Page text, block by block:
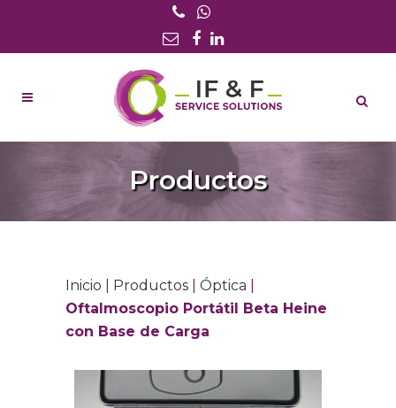
Productos
Inicio Productos Óptica
Oftalmoscopio Portátil Beta Heine
con Base de Carga